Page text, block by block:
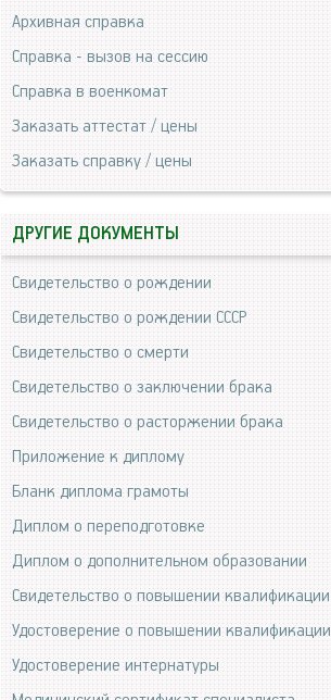
Архивная справка
Справка - вызов на сессию
Справка в военкомат
Заказать аттестат / цены
Заказать справку / цены
ДРУГИЕ ДОКУМЕНТЫ
Свидетельство о рождении
Свидетельство о рождении СССР
Свидетельство о смерти
Свидетельство о заключении брака
Свидетельство о расторжении брака
Приложение к диплому
Бланк диплома грамоты
Диплом о переподготовке
Диплом о дополнительном образовании
Свидетельство о повышении квалификации
Удостоверение о повышении квалификации
Удостоверение интернатуры